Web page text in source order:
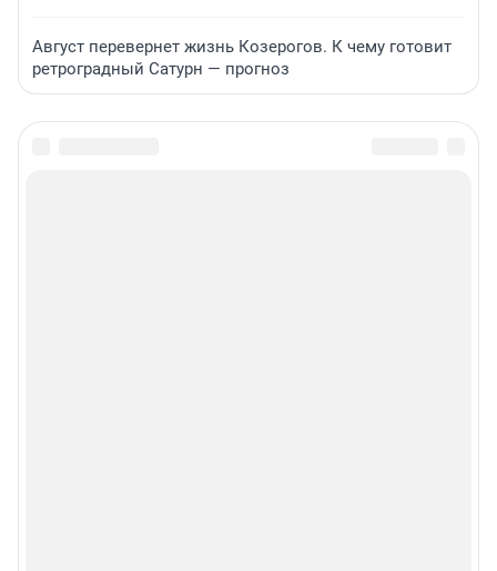
Август перевернет жизнь Козерогов. К чему готовит
ретроградный Сатурн — прогноз